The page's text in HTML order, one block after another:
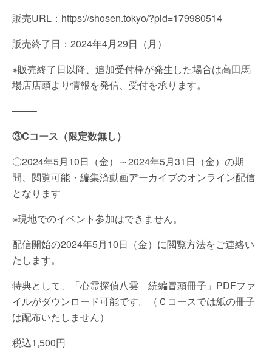
販売URL：https://shosen.tokyo/?pid=179980514
販売終了日：2024年4月29日（月）
※販売終了日以降、追加受付枠が発生した場合は高田馬
場店店頭より情報を発信、受付を承ります。
——–
③Cコース（限定数無し）
〇2024年5月10日（金）～2024年5月31日（金）の期
間、閲覧可能・編集済動画アーカイブのオンライン配信
となります
※現地でのイベント参加はできません。
配信開始の2024年5月10日（金）に閲覧方法をご連絡い
たします。
特典として、「心霊探偵八雲 続編冒頭冊子」PDFファ
イルがダウンロード可能です。（Ｃコースでは紙の冊子
は配布いたしません）
税込1,500円